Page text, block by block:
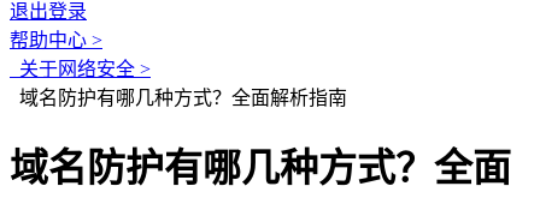
退出登录
帮助中心 >
关于网络安全 >
域名防护有哪几种方式？全面解析指南
域名防护有哪几种方式？全面